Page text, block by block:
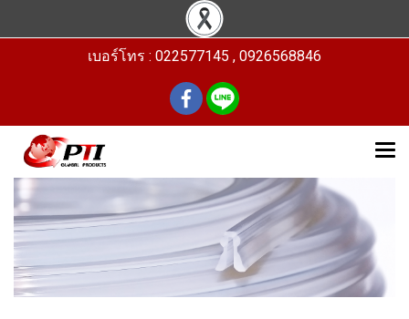
เบอร์โทร : 022577145 , 0926568846